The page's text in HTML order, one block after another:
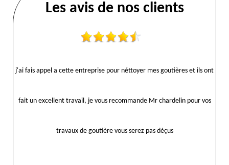
Les avis de nos clients
j'ai fais appel a cette entreprise pour néttoyer mes goutières et ils ont
fait un excellent travail, je vous recommande Mr chardelin pour vos
travaux de goutière vous serez pas déçus